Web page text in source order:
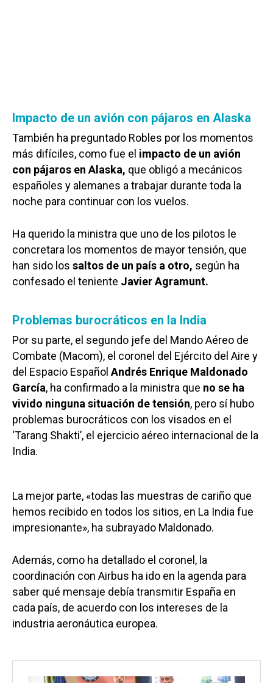
Impacto de un avión con pájaros en Alaska
También ha preguntado Robles por los momentos
más difíciles, como fue el impacto de un avión
con pájaros en Alaska, que obligó a mecánicos
españoles y alemanes a trabajar durante toda la
noche para continuar con los vuelos.
Ha querido la ministra que uno de los pilotos le
concretara los momentos de mayor tensión, que
han sido los saltos de un país a otro, según ha
confesado el teniente Javier Agramunt.
Problemas burocráticos en la India
Por su parte, el segundo jefe del Mando Aéreo de
Combate (Macom), el coronel del Ejército del Aire y
del Espacio Español Andrés Enrique Maldonado
García, ha confirmado a la ministra que no se ha
vivido ninguna situación de tensión, pero sí hubo
problemas burocráticos con los visados en el
‘Tarang Shakti’, el ejercicio aéreo internacional de la
India.
La mejor parte, «todas las muestras de cariño que
hemos recibido en todos los sitios, en La India fue
impresionante», ha subrayado Maldonado.
Además, como ha detallado el coronel, la
coordinación con Airbus ha ido en la agenda para
saber qué mensaje debía transmitir España en
cada país, de acuerdo con los intereses de la
industria aeronáutica europea.